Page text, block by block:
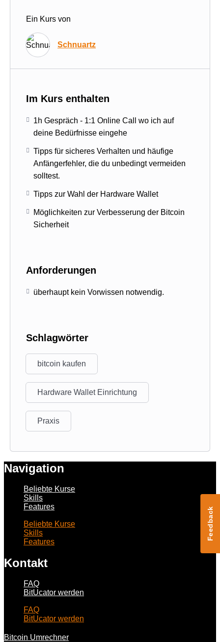
Ein Kurs von
Schnuartz
Im Kurs enthalten
1h Gespräch - 1:1 Online Call wo ich auf
deine Bedürfnisse eingehe
Tipps für sicheres Verhalten und häufige
Anfängerfehler, die du unbedingt vermeiden
solltest.
Tipps zur Wahl der Hardware Wallet
Möglichkeiten zur Verbesserung der Bitcoin
Sicherheit
Anforderungen
überhaupt kein Vorwissen notwendig.
Schlagwörter
bitcoin kaufen
Hardware Wallet Einrichtung
Praxis
Navigation
Beliebte Kurse
Skills
Features
Beliebte Kurse
Skills
Features
Kontakt
FAQ
BitUcator werden
FAQ
BitUcator werden
Bitcoin Umrechner
Feedback